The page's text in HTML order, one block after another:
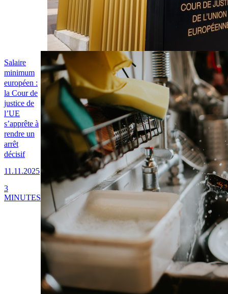
Salaire
minimum
européen :
la Cour de
justice de
l’UE
s’apprête à
rendre un
arrêt
décisif
11.11.2025
3
MINUTES